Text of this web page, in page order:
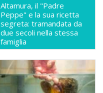
Altamura, il "Padre
Peppe" e la sua ricetta
segreta: tramandata da
due secoli nella stessa
famiglia